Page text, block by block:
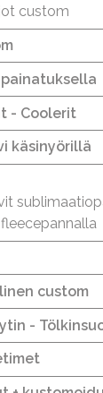
custom
- Coolerit
käsinyörillä
custom
-